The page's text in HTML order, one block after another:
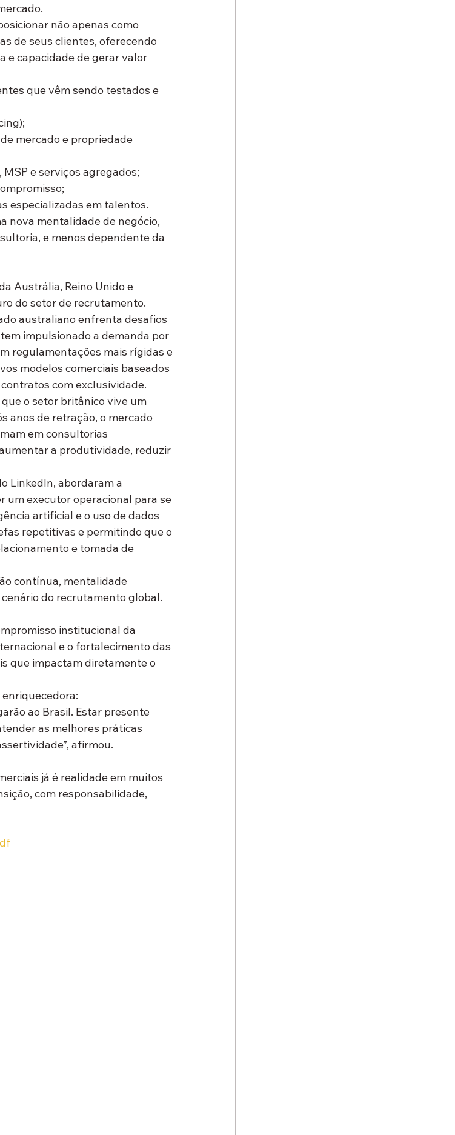
não apenas como
de seus clientes, oferecendo
e capacidade de gerar valor
que vêm sendo testados e
;
mercado e propriedade
e serviços agregados;
;
especializadas em talentos.
nova mentalidade de negócio,
e menos dependente da
Austrália, Reino Unido e
do setor de recrutamento.
australiano enfrenta desafios
impulsionado a demanda por
regulamentações mais rígidas e
modelos comerciais baseados
com exclusividade.
que o setor britânico vive um
anos de retração, o mercado
em consultorias
a produtividade, reduzir
LinkedIn, abordaram a
um executor operacional para se
artificial e o uso de dados
repetitivas e permitindo que o
e tomada de
contínua, mentalidade
do recrutamento global.
institucional da
e o fortalecimento das
que impactam diretamente o
enriquecedora:
ao Brasil. Estar presente
as melhores práticas
afirmou.
já é realidade em muitos
com responsabilidade,